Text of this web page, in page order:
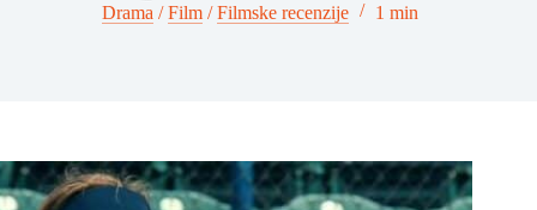
Drama /Film /Filmske recenzije 1 min